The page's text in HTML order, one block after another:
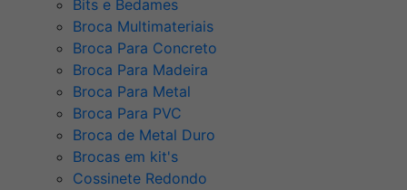
Bits e Bedames
Broca Multimateriais
Broca Para Concreto
Broca Para Madeira
Broca Para Metal
Broca Para PVC
Broca de Metal Duro
Brocas em kit's
Cossinete Redondo